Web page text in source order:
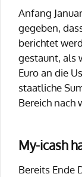
Anfang
gegeben,
berichtet
gestaunt, als
Euro an die
staatliche
Bereich nach
My-icash
Bereits Ende